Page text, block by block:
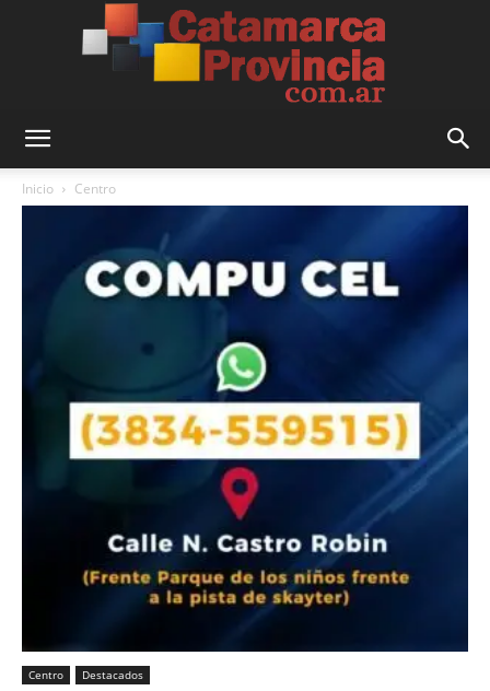
Provincia
Inicio Centro
Centro Destacados